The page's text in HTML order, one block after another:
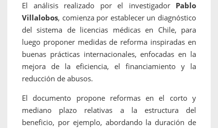
El análisis realizado por el investigador Pablo
Villalobos, comienza por establecer un diagnóstico
del sistema de licencias médicas en Chile, para
luego proponer medidas de reforma inspiradas en
buenas prácticas internacionales, enfocadas en la
mejora de la eficiencia, el financiamiento y la
reducción de abusos.
El documento propone reformas en el corto y
mediano plazo relativas a la estructura del
beneficio, por ejemplo, abordando la duración de